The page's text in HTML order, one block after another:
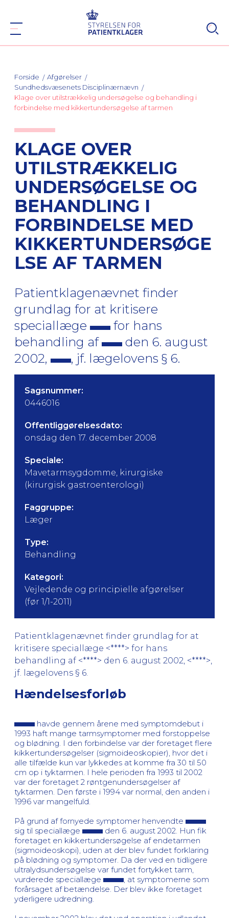
Forside
Afgørelser
Sundhedsvæsenets Disciplinærnævn
Klage over utilstrækkelig undersøgelse og behandling i
forbindelse med kikkertundersøgelse af tarmen
KLAGE OVER
UTILSTRÆKKELIG
UNDERSØGELSE OG
BEHANDLING I
FORBINDELSE MED
KIKKERTUNDERSØGE
LSE AF TARMEN
Patientklagenævnet finder
grundlag for at kritisere
speciallæge
for hans
behandling af
den 6. august
2002,
, jf. lægelovens § 6.
Sagsnummer:
0446016
Offentliggørelsesdato:
onsdag den 17. december 2008
Speciale:
Mavetarmsygdomme, kirurgiske
(kirurgisk gastroenterologi)
Faggruppe:
Læger
Type:
Behandling
Kategori:
Vejledende og principielle afgørelser
(før 1/1-2011)
Patientklagenævnet finder grundlag for at
kritisere speciallæge <****> for hans
behandling af <****> den 6. august 2002, <****>,
jf. lægelovens § 6.
Hændelsesforløb
havde gennem årene med symptomdebut i
1993 haft mange tarmsymptomer med forstoppelse
og blødning. I den forbindelse var der foretaget flere
kikkertundersøgelser (sigmoideoskopier), hvor det i
alle tilfælde kun var lykkedes at komme fra 30 til 50
cm op i tyktarmen. I hele perioden fra 1993 til 2002
var der foretaget 2 røntgenundersøgelser af
tyktarmen. Den første i 1994 var normal, den anden i
1996 var mangelfuld.
På grund af fornyede symptomer henvendte
sig til speciallæge
den 6. august 2002. Hun fik
foretaget en kikkertundersøgelse af endetarmen
(sigmoideoskopi), uden at der blev fundet forklaring
på blødning og symptomer. Da der ved en tidligere
ultralydsundersøgelse var fundet fortykket tarm,
vurderede speciallæge
, at symptomerne som
forårsaget af betændelse. Der blev ikke foretaget
yderligere udredning.